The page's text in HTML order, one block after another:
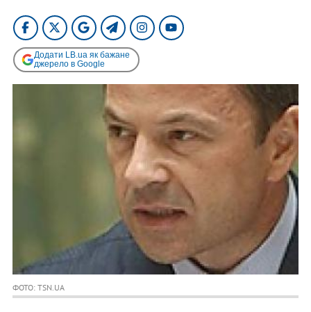
Додати LB.ua як бажане
джерело в Google
ФОТО: TSN.UA